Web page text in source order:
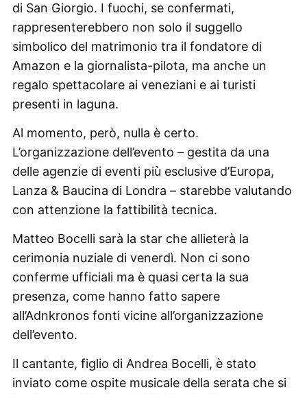
di San Giorgio. I fuochi, se confermati,
rappresenterebbero non solo il suggello
simbolico del matrimonio tra il fondatore di
Amazon e la giornalista-pilota, ma anche un
regalo spettacolare ai veneziani e ai turisti
presenti in laguna.
Al momento, però, nulla è certo.
L’organizzazione dell’evento – gestita da una
delle agenzie di eventi più esclusive d’Europa,
Lanza & Baucina di Londra – starebbe valutando
con attenzione la fattibilità tecnica.
Matteo Bocelli sarà la star che allieterà la
cerimonia nuziale di venerdì. Non ci sono
conferme ufficiali ma è quasi certa la sua
presenza, come hanno fatto sapere
all’Adnkronos fonti vicine all’organizzazione
dell’evento.
Il cantante, figlio di Andrea Bocelli, è stato
inviato come ospite musicale della serata che si